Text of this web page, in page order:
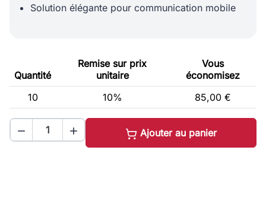
Solution élégante pour communication mobile
Quantité
Remise sur prix
unitaire
Vous
économisez
10
10% 85,00 €
  Ajouter au panier